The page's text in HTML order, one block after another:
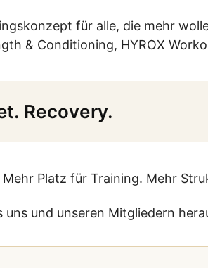
für alle, die mehr
& Conditioning, HYROX
Recovery.
Platz für Training. Mehr
und unseren Mitgliedern